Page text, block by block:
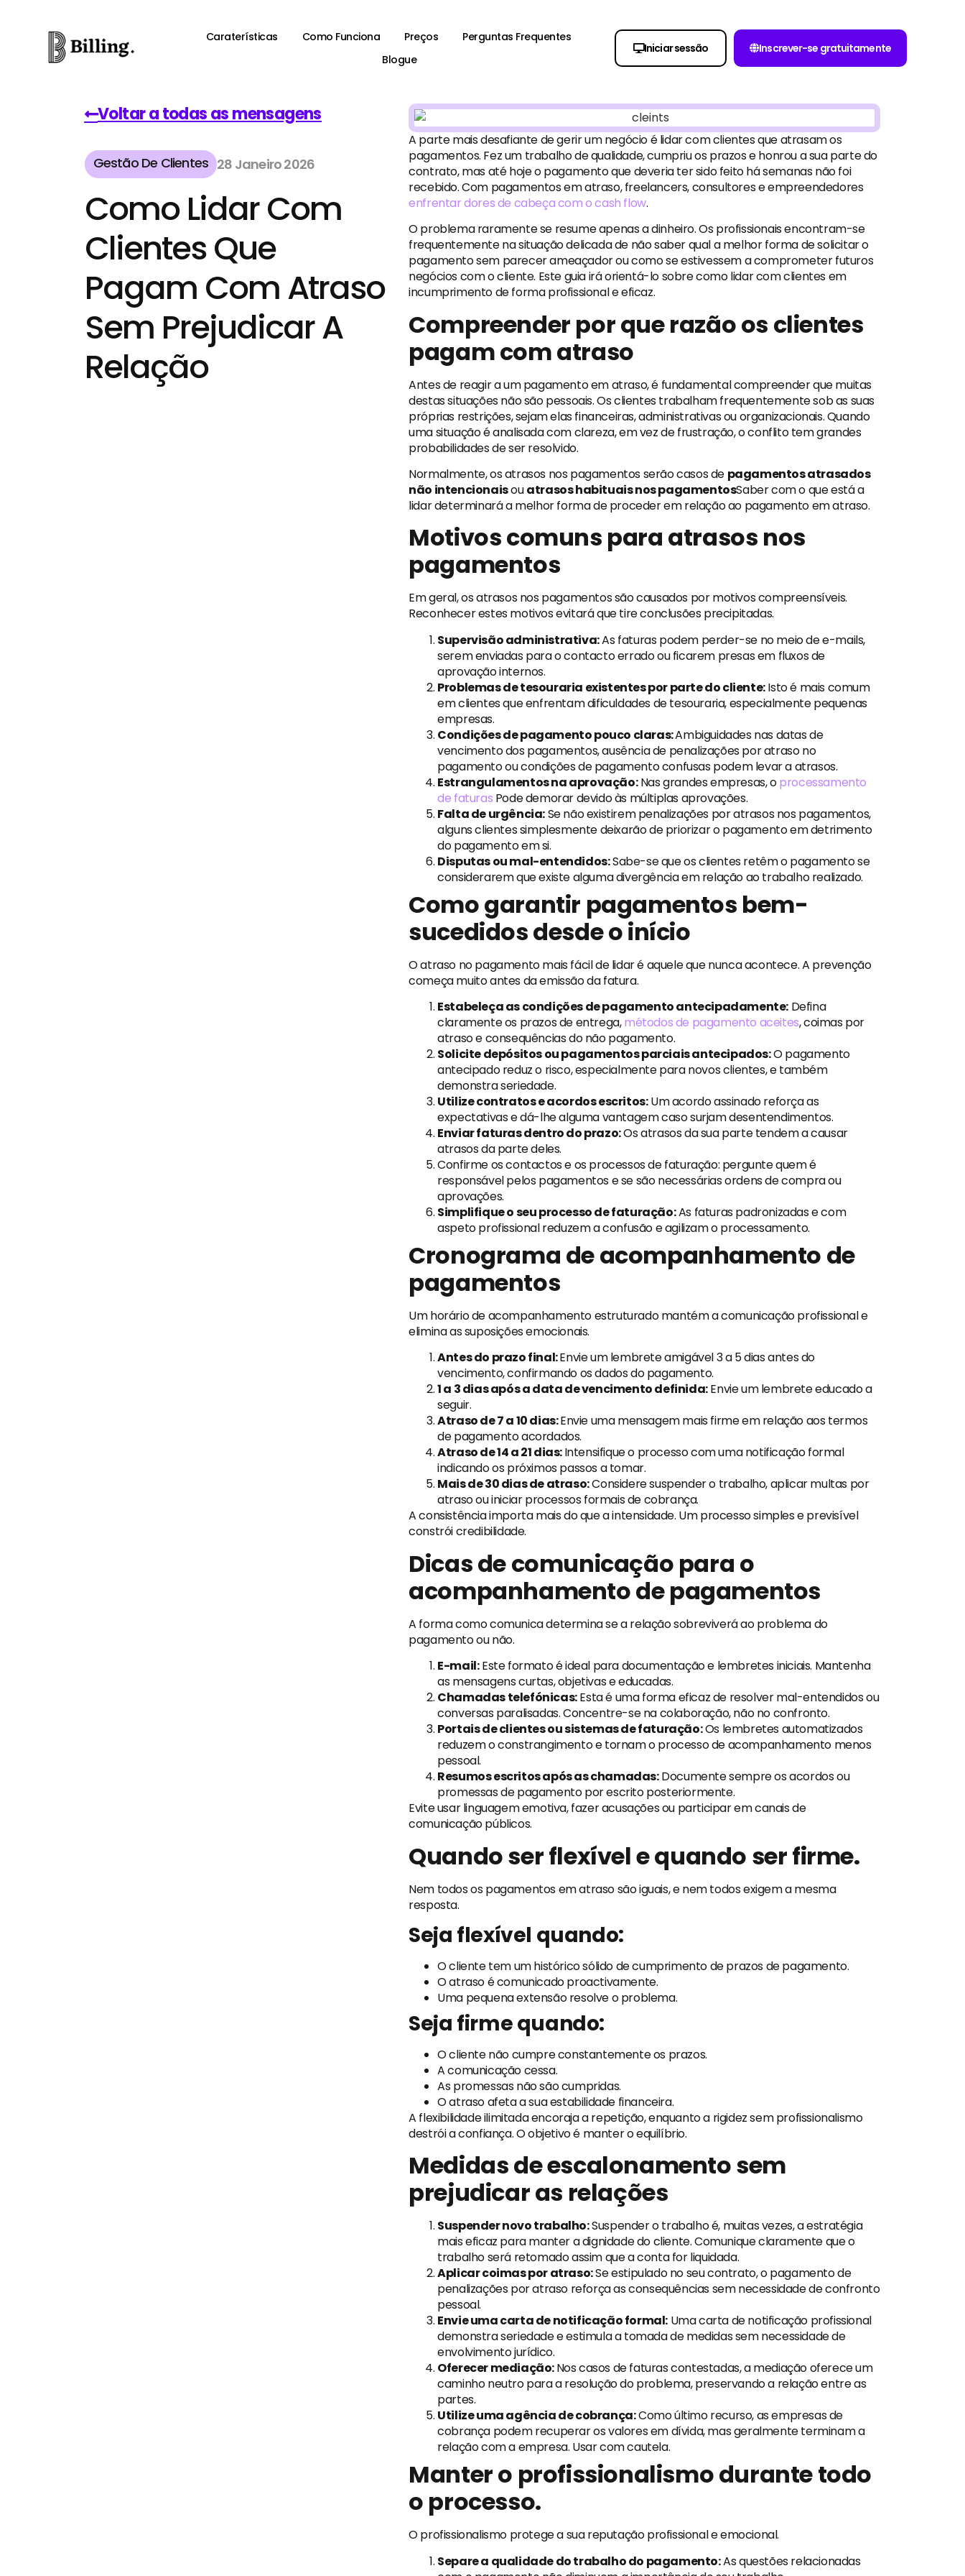
Caraterísticas Como Funciona Preços
Perguntas Frequentes
Blogue
Iniciar sessão Inscrever-se gratuitamente
Voltar a todas as mensagens
Gestão De Clientes 28 Janeiro 2026
Como Lidar Com
Clientes Que
Pagam Com Atraso
Sem Prejudicar A
Relação
A parte mais desafiante de gerir um negócio é lidar com clientes que atrasam os
pagamentos. Fez um trabalho de qualidade, cumpriu os prazos e honrou a sua parte do
contrato, mas até hoje o pagamento que deveria ter sido feito há semanas não foi
recebido. Com pagamentos em atraso, freelancers, consultores e empreendedores
enfrentar dores de cabeça com o cash flow.
O problema raramente se resume apenas a dinheiro. Os profissionais encontram-se
frequentemente na situação delicada de não saber qual a melhor forma de solicitar o
pagamento sem parecer ameaçador ou como se estivessem a comprometer futuros
negócios com o cliente. Este guia irá orientá-lo sobre como lidar com clientes em
incumprimento de forma profissional e eficaz.
Compreender por que razão os clientes
pagam com atraso
Antes de reagir a um pagamento em atraso, é fundamental compreender que muitas
destas situações não são pessoais. Os clientes trabalham frequentemente sob as suas
próprias restrições, sejam elas financeiras, administrativas ou organizacionais. Quando
uma situação é analisada com clareza, em vez de frustração, o conflito tem grandes
probabilidades de ser resolvido.
Normalmente, os atrasos nos pagamentos serão casos de pagamentos atrasados ​​​​
não intencionaisouatrasos habituais nos pagamentosSaber com o que está a
lidar determinará a melhor forma de proceder em relação ao pagamento em atraso.
Motivos comuns para atrasos nos
pagamentos
Em geral, os atrasos nos pagamentos são causados ​​por motivos compreensíveis.
Reconhecer estes motivos evitará que tire conclusões precipitadas.
Supervisão administrativa:As faturas podem perder-se no meio de e-mails,
serem enviadas para o contacto errado ou ficarem presas em fluxos de
aprovação internos.
Problemas de tesouraria existentes por parte do cliente:Isto é mais comum
em clientes que enfrentam dificuldades de tesouraria, especialmente pequenas
empresas.
Condições de pagamento pouco claras:Ambiguidades nas datas de
vencimento dos pagamentos, ausência de penalizações por atraso no
pagamento ou condições de pagamento confusas podem levar a atrasos.
Estrangulamentos na aprovação:Nas grandes empresas, oprocessamento
de faturas Pode demorar devido às múltiplas aprovações.
Falta de urgência:Se não existirem penalizações por atrasos nos pagamentos,
alguns clientes simplesmente deixarão de priorizar o pagamento em detrimento
do pagamento em si.
Disputas ou mal-entendidos:Sabe-se que os clientes retêm o pagamento se
considerarem que existe alguma divergência em relação ao trabalho realizado.
Como garantir pagamentos bem-
sucedidos desde o início
O atraso no pagamento mais fácil de lidar é aquele que nunca acontece. A prevenção
começa muito antes da emissão da fatura.
Estabeleça as condições de pagamento antecipadamente:Defina
claramente os prazos de entrega,métodos de pagamento aceites, coimas por
atraso e consequências do não pagamento.
Solicite depósitos ou pagamentos parciais antecipados:O pagamento
antecipado reduz o risco, especialmente para novos clientes, e também
demonstra seriedade.
Utilize contratos e acordos escritos:Um acordo assinado reforça as
expectativas e dá-lhe alguma vantagem caso surjam desentendimentos.
Enviar faturas dentro do prazo:Os atrasos da sua parte tendem a causar
atrasos da parte deles.
Confirme os contactos e os processos de faturação: pergunte quem é
responsável pelos pagamentos e se são necessárias ordens de compra ou
aprovações.
Simplifique o seu processo de faturação:As faturas padronizadas e com
aspeto profissional reduzem a confusão e agilizam o processamento.
Cronograma de acompanhamento de
pagamentos
Um horário de acompanhamento estruturado mantém a comunicação profissional e
elimina as suposições emocionais.
Antes do prazo final:Envie um lembrete amigável 3 a 5 dias antes do
vencimento, confirmando os dados do pagamento.
1 a 3 dias após a data de vencimento definida:Envie um lembrete educado a
seguir.
Atraso de 7 a 10 dias:Envie uma mensagem mais firme em relação aos termos
de pagamento acordados.
Atraso de 14 a 21 dias:Intensifique o processo com uma notificação formal
indicando os próximos passos a tomar.
Mais de 30 dias de atraso:Considere suspender o trabalho, aplicar multas por
atraso ou iniciar processos formais de cobrança.
A consistência importa mais do que a intensidade. Um processo simples e previsível
constrói credibilidade.
Dicas de comunicação para o
acompanhamento de pagamentos
A forma como comunica determina se a relação sobreviverá ao problema do
pagamento ou não.
E-mail:Este formato é ideal para documentação e lembretes iniciais. Mantenha
as mensagens curtas, objetivas e educadas.
Chamadas telefónicas:Esta é uma forma eficaz de resolver mal-entendidos ou
conversas paralisadas. Concentre-se na colaboração, não no confronto.
Portais de clientes ou sistemas de faturação:Os lembretes automatizados
reduzem o constrangimento e tornam o processo de acompanhamento menos
pessoal.
Resumos escritos após as chamadas:Documente sempre os acordos ou
promessas de pagamento por escrito posteriormente.
Evite usar linguagem emotiva, fazer acusações ou participar em canais de
comunicação públicos.
Quando ser flexível e quando ser firme.
Nem todos os pagamentos em atraso são iguais, e nem todos exigem a mesma
resposta.
Seja flexível quando:
O cliente tem um histórico sólido de cumprimento de prazos de pagamento.
O atraso é comunicado proactivamente.
Uma pequena extensão resolve o problema.
Seja firme quando:
O cliente não cumpre constantemente os prazos.
A comunicação cessa.
As promessas não são cumpridas.
O atraso afeta a sua estabilidade financeira.
A flexibilidade ilimitada encoraja a repetição, enquanto a rigidez sem profissionalismo
destrói a confiança. O objetivo é manter o equilíbrio.
Medidas de escalonamento sem
prejudicar as relações
Suspender novo trabalho:Suspender o trabalho é, muitas vezes, a estratégia
mais eficaz para manter a dignidade do cliente. Comunique claramente que o
trabalho será retomado assim que a conta for liquidada.
Aplicar coimas por atraso:Se estipulado no seu contrato, o pagamento de
penalizações por atraso reforça as consequências sem necessidade de confronto
pessoal.
Envie uma carta de notificação formal:Uma carta de notificação profissional
demonstra seriedade e estimula a tomada de medidas sem necessidade de
envolvimento jurídico.
Oferecer mediação:Nos casos de faturas contestadas, a mediação oferece um
caminho neutro para a resolução do problema, preservando a relação entre as
partes.
Utilize uma agência de cobrança:Como último recurso, as empresas de
cobrança podem recuperar os valores em dívida, mas geralmente terminam a
relação com a empresa. Usar com cautela.
Manter o profissionalismo durante todo
o processo.
O profissionalismo protege a sua reputação profissional e emocional.
Separe a qualidade do trabalho do pagamento:As questões relacionadas